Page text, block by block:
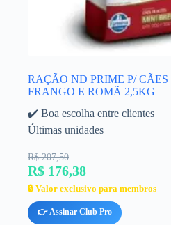
RAÇÃO ND PRIME P/ CÃES
FRANGO E ROMÃ 2,5KG
✔️ Boa escolha entre clientes
Últimas unidades
R$ 207,50
R$ 176,38
🔒 Valor exclusivo para membros
👉 Assinar Club Pro